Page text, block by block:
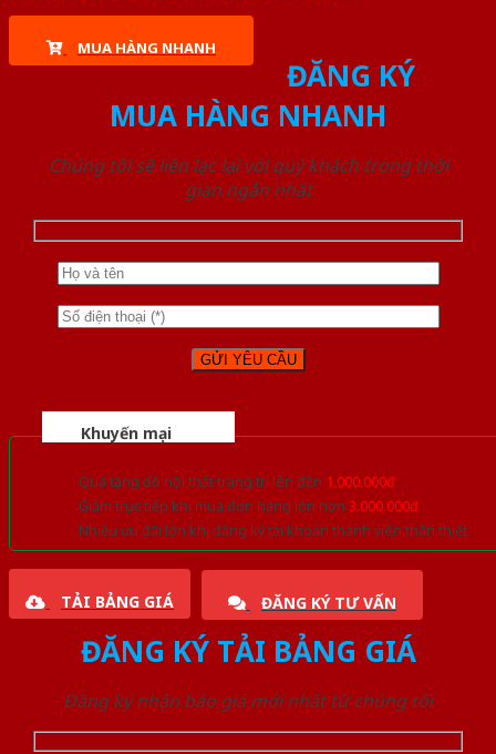
MUA HÀNG NHANH
ĐĂNG KÝ
MUA HÀNG NHANH
Chúng tôi sẽ liên lạc lại với quý khách trong thời
gian ngắn nhất
Khuyến mại
Quà tặng đồ nội thất trang trí lên đến 1.000.000đ
Giảm trực tiếp khi mua đơn hàng lớn hơn 3.000.000đ
Nhiều ưu đãi lớn khi đăng ký tài khoản thành viên thân thiết
TẢI BẢNG GIÁ ĐĂNG KÝ TƯ VẤN
ĐĂNG KÝ TẢI BẢNG GIÁ
Đăng ký nhận báo giá mới nhất từ chúng tôi